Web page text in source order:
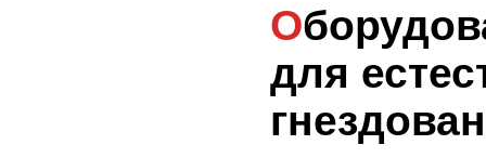
Оборудование клетки
для